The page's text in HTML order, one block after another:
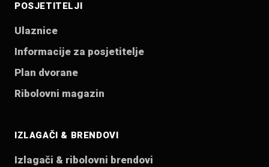
POSJETITELJI
Ulaznice
Informacije za posjetitelje
Plan dvorane
Ribolovni magazin
IZLAGAČI & BRENDOVI
Izlagači & ribolovni brendovi